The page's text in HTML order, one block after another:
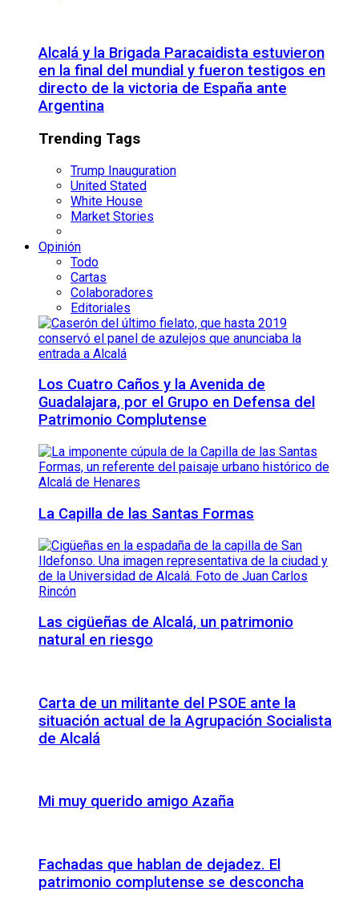
Alcalá y la Brigada Paracaidista estuvieron
en la final del mundial y fueron testigos en
directo de la victoria de España ante
Argentina
Trending Tags
Trump Inauguration
United Stated
White House
Market Stories
Opinión
Todo
Cartas
Colaboradores
Editoriales
Los Cuatro Caños y la Avenida de
Guadalajara, por el Grupo en Defensa del
Patrimonio Complutense
La Capilla de las Santas Formas
Las cigüeñas de Alcalá, un patrimonio
natural en riesgo
Carta de un militante del PSOE ante la
situación actual de la Agrupación Socialista
de Alcalá
Mi muy querido amigo Azaña
Fachadas que hablan de dejadez. El
patrimonio complutense se desconcha